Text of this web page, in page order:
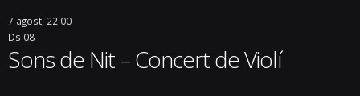
7 agost, 22:00
Ds 08
Sons de Nit – Concert de Violí